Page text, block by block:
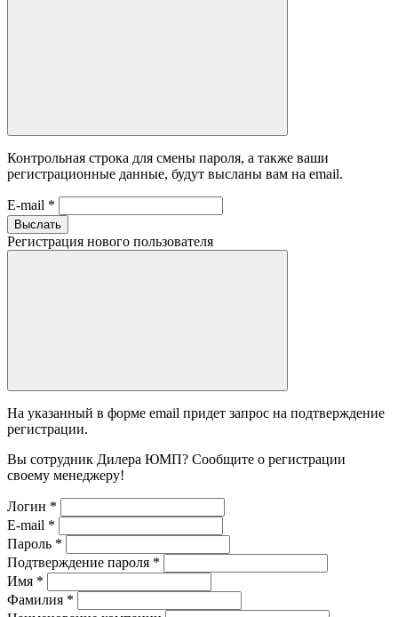
Контрольная строка для смены пароля, а также ваши
регистрационные данные, будут высланы вам на email.
E-mail *
Выслать
Регистрация нового пользователя
На указанный в форме email придет запрос на подтверждение
регистрации.
Вы сотрудник Дилера ЮМП? Сообщите о регистрации
своему менеджеру!
Логин *
E-mail *
Пароль *
Подтверждение пароля *
Имя *
Фамилия *